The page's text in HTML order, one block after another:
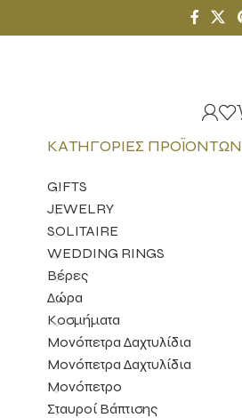
ΚΑΤΗΓΟΡΊΕΣ ΠΡΟΪΌΝΤΩΝ
GIFTS
JEWELRY
SOLITAIRE
WEDDING RINGS
Βέρες
Δώρα
Κοσμήματα
Μονόπετρα Δαχτυλίδια
Μονόπετρα Δαχτυλίδια
Μονόπετρο
Σταυροί Βάπτισης